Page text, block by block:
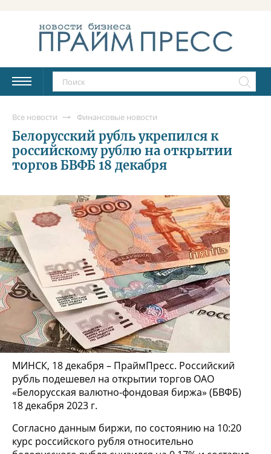
Все новости Финансовые новости
Белорусский рубль укрепился к
российскому рублю на открытии
торгов БВФБ 18 декабря
МИНСК, 18 декабря – ПраймПресс. Российский
рубль подешевел на открытии торгов ОАО
«Белорусская валютно-фондовая биржа» (БВФБ)
18 декабря 2023 г.
Согласно данным биржи, по состоянию на 10:20
курс российского рубля относительно